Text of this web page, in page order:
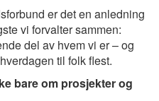
er det en anledning
vi forvalter sammen:
del av hvem vi er – og
til folk flest.
bare om prosjekter og